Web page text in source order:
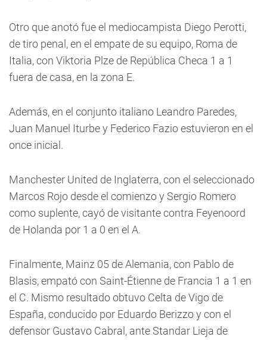
Otro que anotó fue el mediocampista Diego Perotti,
de tiro penal, en el empate de su equipo, Roma de
Italia, con Viktoria Plze de República Checa 1 a 1
fuera de casa, en la zona E.
Además, en el conjunto italiano Leandro Paredes,
Juan Manuel Iturbe y Federico Fazio estuvieron en el
once inicial.
Manchester United de Inglaterra, con el seleccionado
Marcos Rojo desde el comienzo y Sergio Romero
como suplente, cayó de visitante contra Feyenoord
de Holanda por 1 a 0 en el A.
Finalmente, Mainz 05 de Alemania, con Pablo de
Blasis, empató con Saint-Étienne de Francia 1 a 1 en
el C. Mismo resultado obtuvo Celta de Vigo de
España, conducido por Eduardo Berizzo y con el
defensor Gustavo Cabral, ante Standar Lieja de